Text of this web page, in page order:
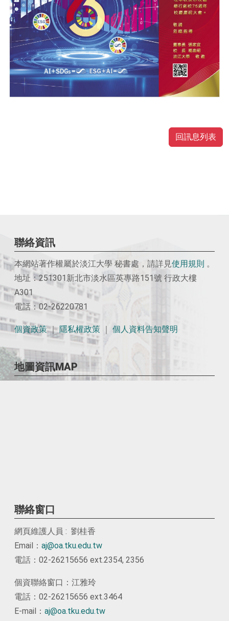
回訊息列表
聯絡資訊
本網站著作權屬於淡江大學 秘書處，請詳見使用 規則 。
地址：251301新北市淡水區英專路151號 行政大樓
A301
電話：02-26220781
個資政策｜ 隱私權政策 個人資料告知聲明
地圖資訊MAP
聯絡窗口
網頁維護人員 : 劉桂香
Email： aj@oa.tku.edu.tw
電話：02-26215656 ext.2354, 2356
個資聯絡窗口：江雅玲
電話：02-26215656 ext.3464
E-mail： aj@oa.tku.edu.tw